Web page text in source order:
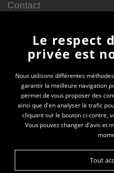
Contact
Newsletter
En vous inscrivant à la
toutes les actualités des
Votre e-mail*
Le respect
privée est
Nous utilisons différentes
garantir la meilleure navigation
permet de vous proposer des
ainsi que d'en analyser le trafic
cliquant sur le bouton ci-contre,
Vous pouvez changer d'avis et
Tout